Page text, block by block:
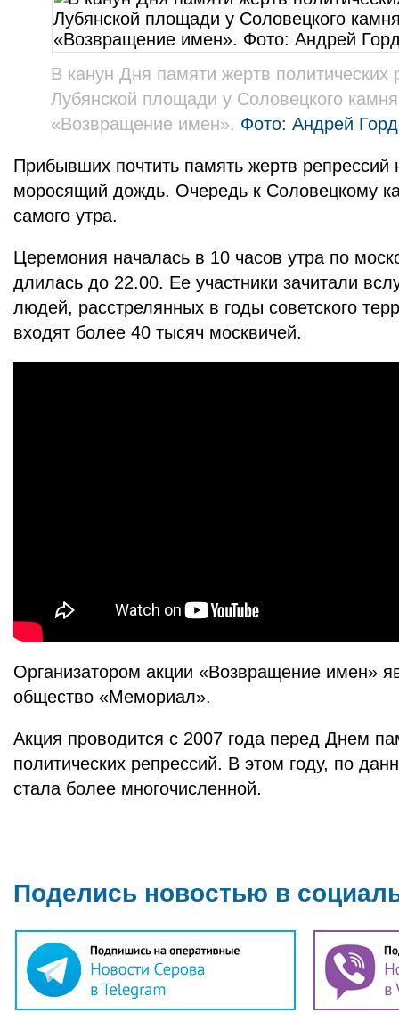
В канун Дня памяти жертв политических
Лубянской площади у Соловецкого
«Возвращение имен». Фото: Андрей
Прибывших почтить память жертв репрессий
моросящий дождь. Очередь к Соловецкому
самого утра.
Церемония началась в 10 часов утра по
длилась до 22.00. Ее участники зачитали
людей, расстрелянных в годы советского
входят более 40 тысяч москвичей.
Организатором акции «Возвращение имен»
общество «Мемориал».
Акция проводится с 2007 года перед Днем
политических репрессий. В этом году, по
стала более многочисленной.
Поделись новостью в